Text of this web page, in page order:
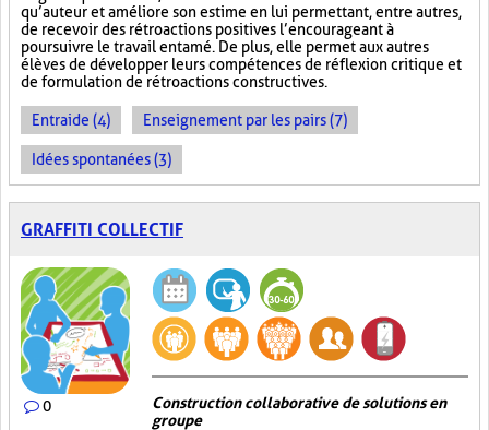
qu’auteur et améliore son estime en lui permettant, entre autres,
de recevoir des rétroactions positives l’encourageant à
poursuivre le travail entamé. De plus, elle permet aux autres
élèves de développer leurs compétences de réflexion critique et
de formulation de rétroactions constructives.
Entraide (4) Enseignement par les pairs (7)
Idées spontanées (3)
GRAFFITI COLLECTIF
0
Construction collaborative de solutions en
groupe